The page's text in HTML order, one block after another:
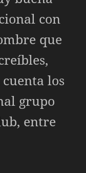
con
que
los
grupo
entre